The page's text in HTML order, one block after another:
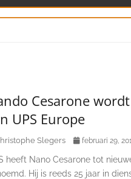
Cesarone
UPS Europe
Slegers februari 29,
heeft Nano Cesarone tot
Hij is reeds 25 jaar in